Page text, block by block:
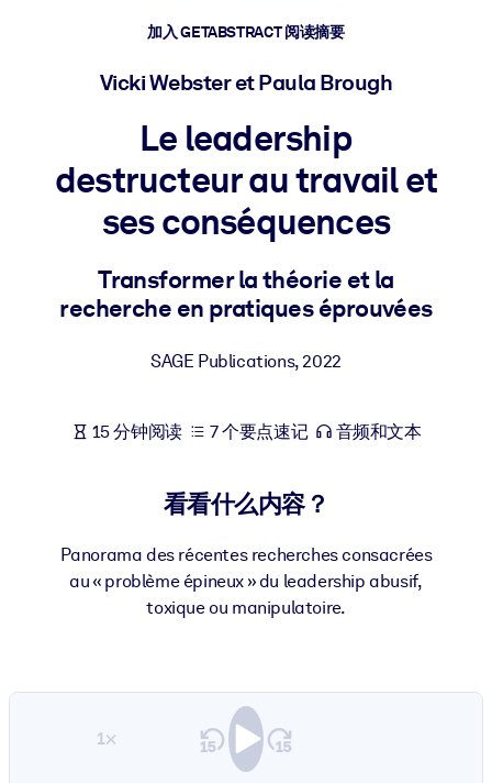
面向 LMS/LXP
用值得信赖且即插即用的商业知识丰富您的企业图书馆。
加入 GETABSTRACT 阅读摘要
Vicki Webster et Paula Brough
Le leadership
destructeur au travail et
ses conséquences
Transformer la théorie et la
recherche en pratiques éprouvées
SAGE Publications,2022
15 分钟阅读 7 个要点速记 音频和文本
看看什么内容？
Panorama des récentes recherches consacrées
au « problème épineux » du leadership abusif,
toxique ou manipulatoire.
1×